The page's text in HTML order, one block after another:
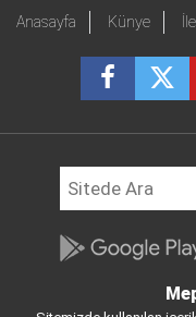
Anasayfa Künye